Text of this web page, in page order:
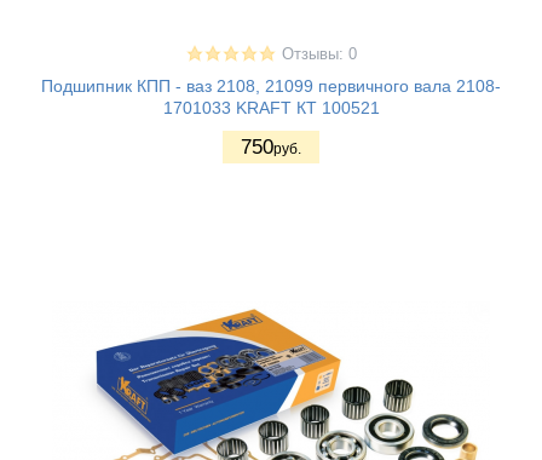
Отзывы: 0
Подшипник КПП - ваз 2108, 21099 первичного вала 2108-
1701033 KRAFT КТ 100521
750руб.